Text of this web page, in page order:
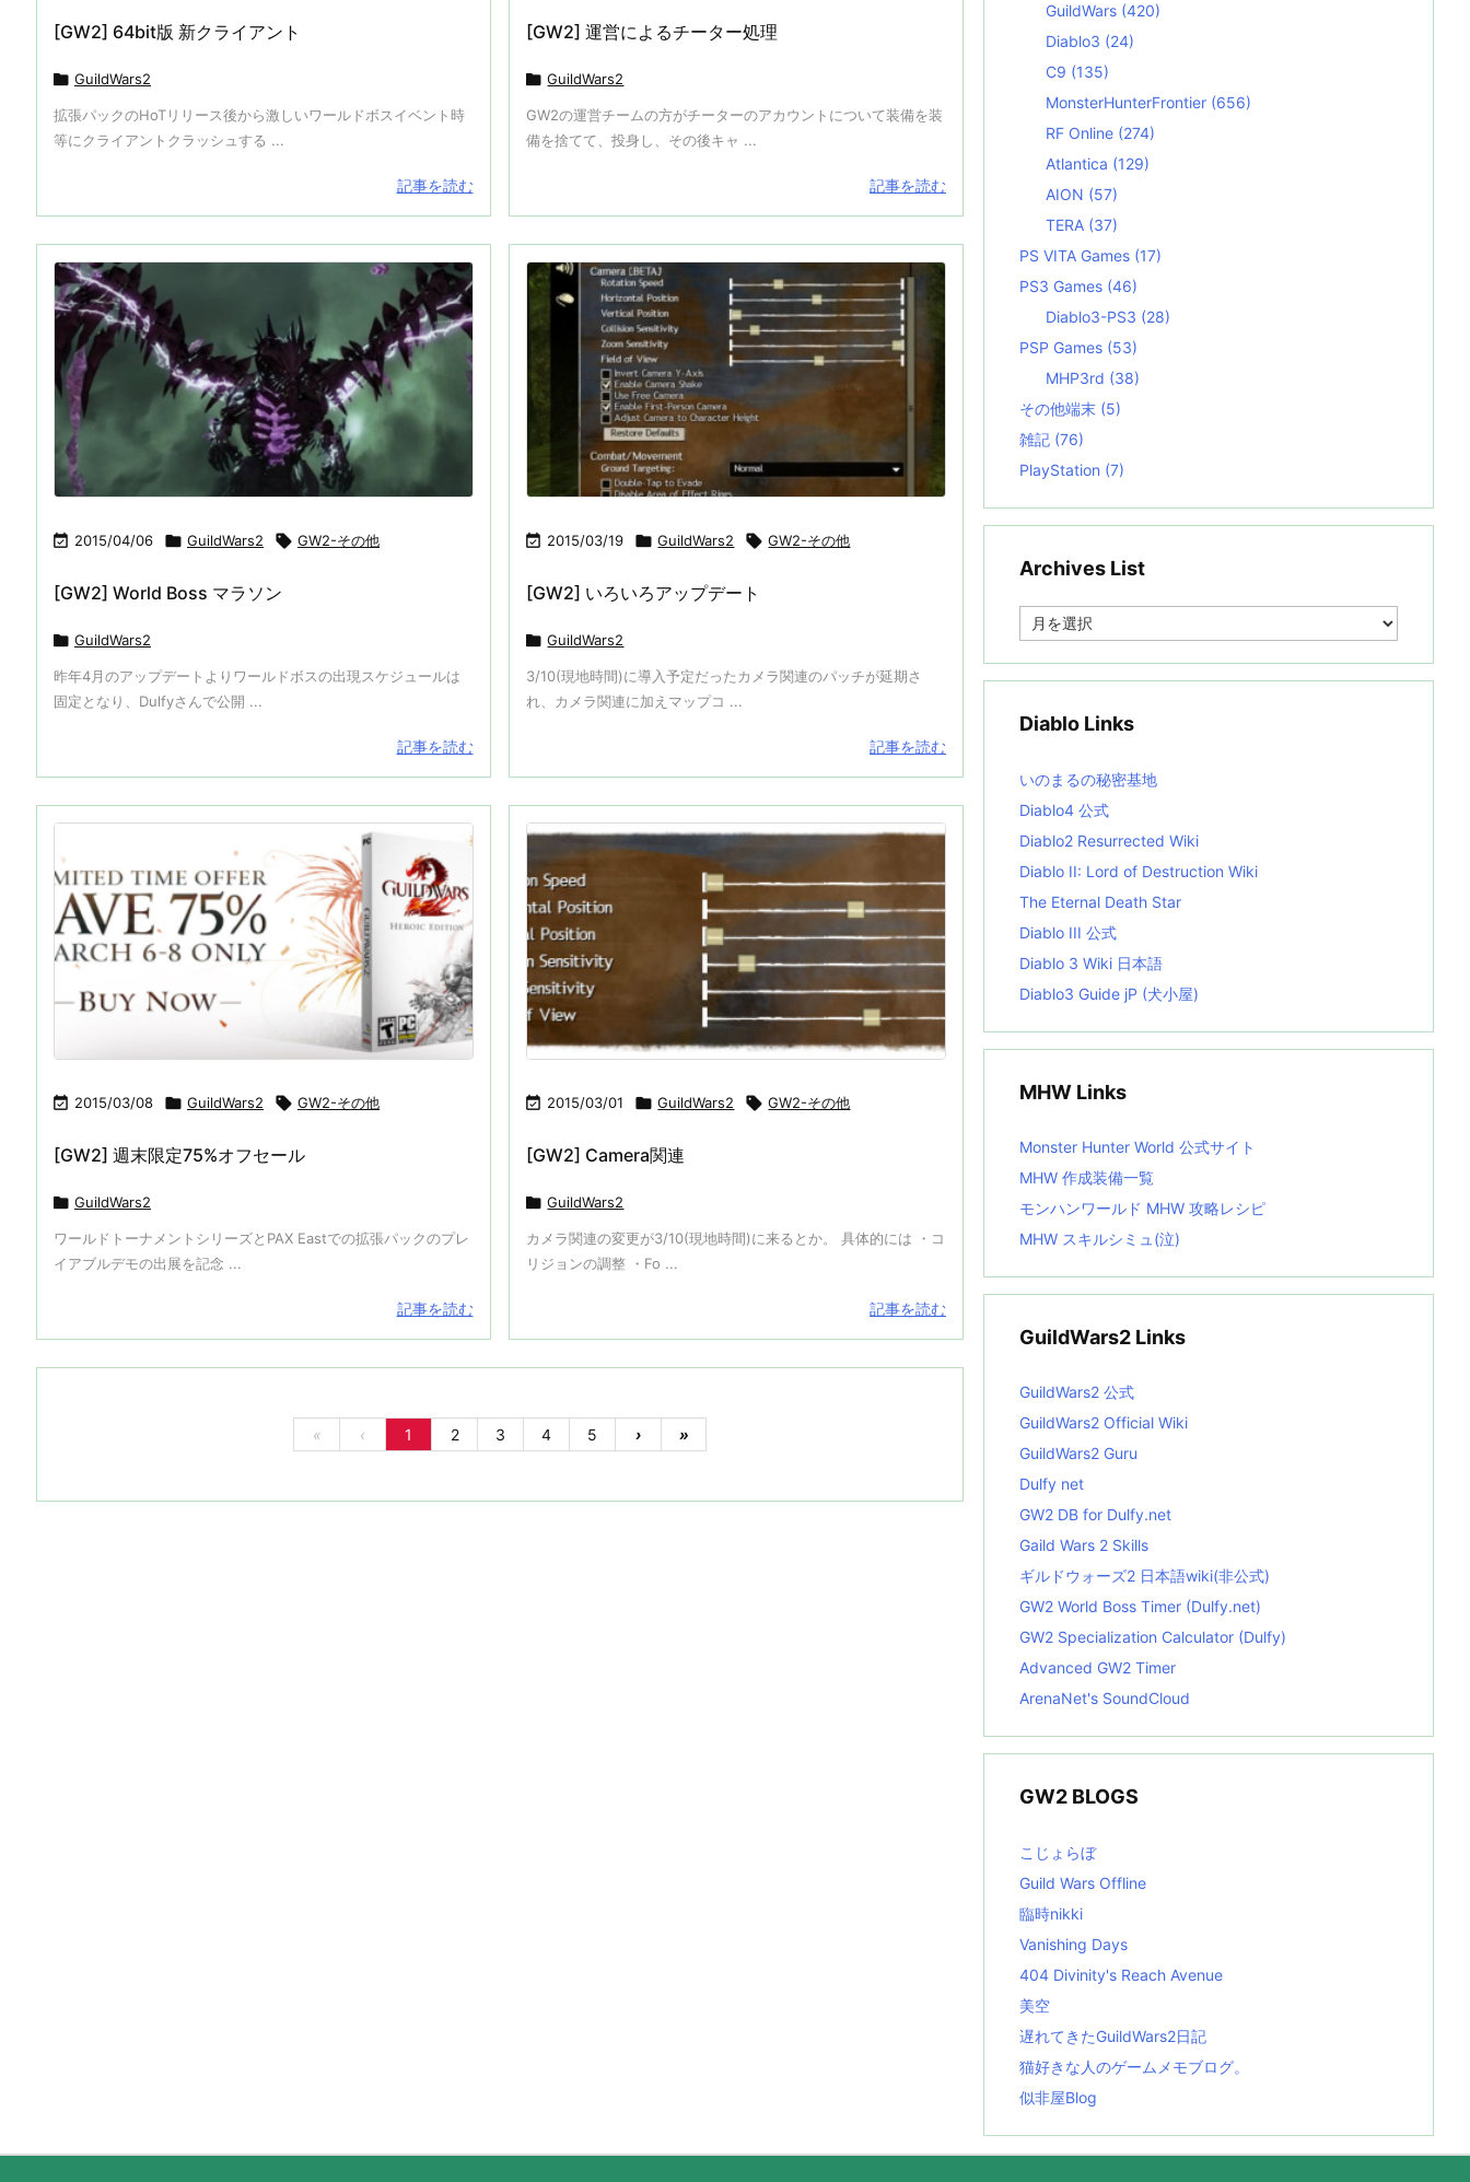
[GW2] 64bit版 新クライアント
 GuildWars2
拡張パックのHoTリリース後から激しいワールドボスイベント時
等にクライアントクラッシュする ...
記事を読む
[GW2] 運営によるチーター処理
 GuildWars2
GW2の運営チームの方がチーターのアカウントについて装備を装
備を捨てて、投身し、その後キャ ...
記事を読む
 2015/04/06  GuildWars2  GW2-その他
[GW2] World Boss マラソン
 GuildWars2
昨年4月のアップデートよりワールドボスの出現スケジュールは
固定となり、Dulfyさんで公開 ...
記事を読む
 2015/03/19  GuildWars2  GW2-その他
[GW2] いろいろアップデート
 GuildWars2
3/10(現地時間)に導入予定だったカメラ関連のパッチが延期さ
れ、カメラ関連に加えマップコ ...
記事を読む
 2015/03/08  GuildWars2  GW2-その他
[GW2] 週末限定75%オフセール
 GuildWars2
ワールドトーナメントシリーズとPAX Eastでの拡張パックのプレ
イアブルデモの出展を記念 ...
記事を読む
 2015/03/01  GuildWars2  GW2-その他
[GW2] Camera関連
 GuildWars2
カメラ関連の変更が3/10(現地時間)に来るとか。 具体的には ・コ
リジョンの調整 ・Fo ...
記事を読む
« ‹ 1 2 3 4 5 › »
GuildWars (420)
Diablo3 (24)
C9 (135)
MonsterHunterFrontier (656)
RF Online (274)
Atlantica (129)
AION (57)
TERA (37)
PS VITA Games (17)
PS3 Games (46)
Diablo3-PS3 (28)
PSP Games (53)
MHP3rd (38)
その他端末 (5)
雑記 (76)
PlayStation (7)
Archives List
e
i
s
t
Diablo Links
いのまるの秘密基地
Diablo4 公式
Diablo2 Resurrected Wiki
Diablo II: Lord of Destruction Wiki
The Eternal Death Star
Diablo III 公式
Diablo 3 Wiki 日本語
Diablo3 Guide jP (犬小屋)
MHW Links
Monster Hunter World 公式サイト
MHW 作成装備一覧
モンハンワールド MHW 攻略レシピ
MHW スキルシミュ(泣)
GuildWars2 Links
GuildWars2 公式
GuildWars2 Official Wiki
GuildWars2 Guru
Dulfy net
GW2 DB for Dulfy.net
Gaild Wars 2 Skills
ギルドウォーズ2 日本語wiki(非公式)
GW2 World Boss Timer (Dulfy.net)
GW2 Specialization Calculator (Dulfy)
Advanced GW2 Timer
ArenaNet's SoundCloud
GW2 BLOGS
こじょらぼ
Guild Wars Offline
臨時nikki
Vanishing Days
404 Divinity's Reach Avenue
美空
遅れてきたGuildWars2日記
猫好きな人のゲームメモブログ。
似非屋Blog